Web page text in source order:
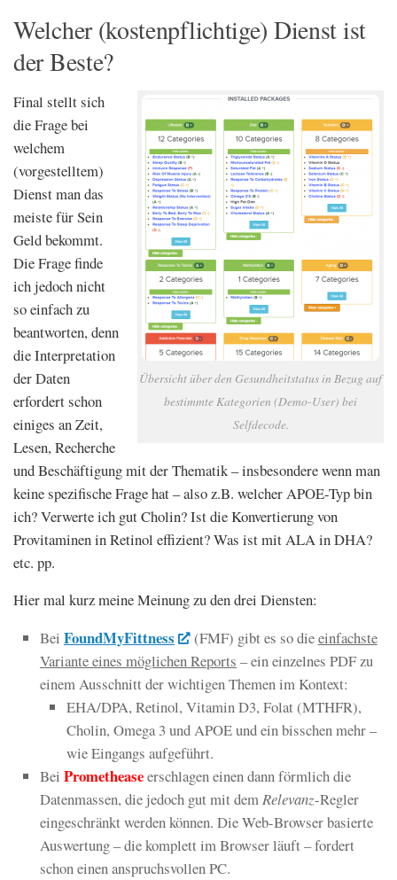
Welcher (kostenpflichtige) Dienst ist
der Beste?
Übersicht über den Gesundheitstatus in Bezug auf
bestimmte Kategorien (Demo-User) bei
Selfdecode.
Final stellt sich
die Frage bei
welchem
(vorgestelltem)
Dienst man das
meiste für Sein
Geld bekommt.
Die Frage finde
ich jedoch nicht
so einfach zu
beantworten, denn
die Interpretation
der Daten
erfordert schon
einiges an Zeit,
Lesen, Recherche
und Beschäftigung mit der Thematik – insbesondere wenn man
keine spezifische Frage hat – also z.B. welcher APOE-Typ bin
ich? Verwerte ich gut Cholin? Ist die Konvertierung von
Provitaminen in Retinol effizient? Was ist mit ALA in DHA?
etc. pp.
Hier mal kurz meine Meinung zu den drei Diensten:
Bei FoundMyFittness (FMF) gibt es so dieeinfachste
Variante eines möglichen Reports – ein einzelnes PDF zu
einem Ausschnitt der wichtigen Themen im Kontext:
EHA/DPA, Retinol, Vitamin D3, Folat (MTHFR),
Cholin, Omega 3 und APOE und ein bisschen mehr –
wie Eingangs aufgeführt.
Bei Prometheaseerschlagen einen dann förmlich die
Datenmassen, die jedoch gut mit demRelevanz-Regler
eingeschränkt werden können. Die Web-Browser basierte
Auswertung – die komplett im Browser läuft – fordert
schon einen anspruchsvollen PC.